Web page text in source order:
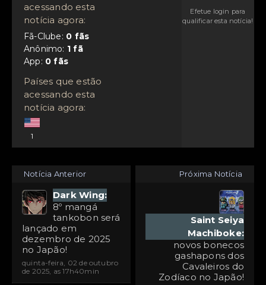
acessando esta
notícia agora:
Fã-Clube:
Anônimo:
App:
Países que estão
acessando esta
notícia agora:
1
Efetue login para
qualificar esta notícia!
Notícia Anterior
Dark Wing:
8º mangá
tankobon será
lançado em
dezembro de 2025
no Japão!
quinta-feira, 02 de outubro
de 2025, as 17h40min
Próxima Notícia
Saint Seiya
Machiboke:
novos bonecos
gashapons dos
Cavaleiros do
Zodíaco no Japão!